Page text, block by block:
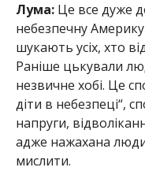
Лума: Це все дуже
небезпечну
шукають усіх, хто
Раніше цькували
незвичне хобі. Це
діти в небезпеці“,
напруги,
адже нажахана
мислити.